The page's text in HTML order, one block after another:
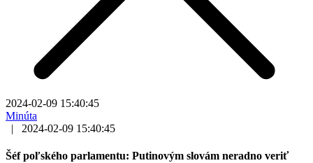
2024-02-09 15:40:45
Minúta
|
2024-02-09 15:40:45
Šéf poľského parlamentu: Putinovým slovám neradno veriť